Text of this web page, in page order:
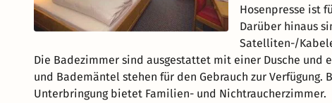
Hosenpresse ist
Darüber hinaus
Satelliten-/
Die Badezimmer sind ausgestattet mit einer Dusche und
und Bademäntel stehen für den Gebrauch zur
Unterbringung bietet Familien- und Nichtraucherzimmer.